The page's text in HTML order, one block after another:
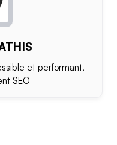
et performant,
SEO